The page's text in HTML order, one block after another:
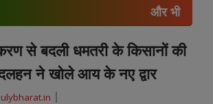
और भी
से बदली धमतरी के किसानों की
दलहन ने खोले आय के नए द्वार